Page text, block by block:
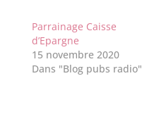
Parrainage Caisse
d’Epargne
15 novembre 2020
Dans "Blog pubs radio"